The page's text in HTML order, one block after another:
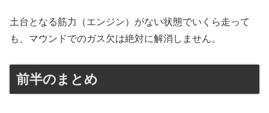
土台となる筋力（エンジン）がない状態でいくら走って
も、マウンドでのガス欠は絶対に解消しません。
前半のまとめ